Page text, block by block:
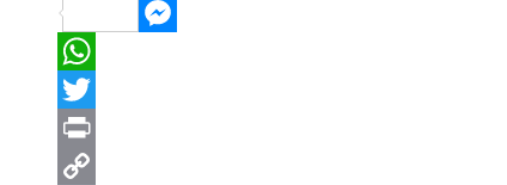
Facebook
Messenger
WhatsApp
Twitter
Print